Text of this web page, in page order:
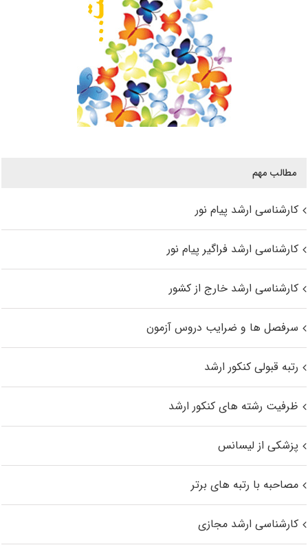
مطالب مهم
کارشناسی ارشد پیام نور
کارشناسی ارشد فراگیر پیام نور
کارشناسی ارشد خارج از کشور
سرفصل ها و ضرایب دروس آزمون
رتبه قبولی کنکور ارشد
ظرفیت رشته های کنکور ارشد
پزشکی از لیسانس
مصاحبه با رتبه های برتر
کارشناسی ارشد مجازی